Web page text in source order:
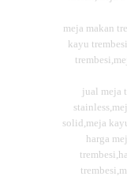
meja makan
kayu
jual meja
solid,meja
harga